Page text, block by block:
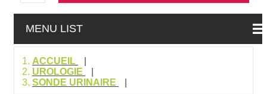
MENU LIST
ACCUEIL
UROLOGIE
SONDE URINAIRE